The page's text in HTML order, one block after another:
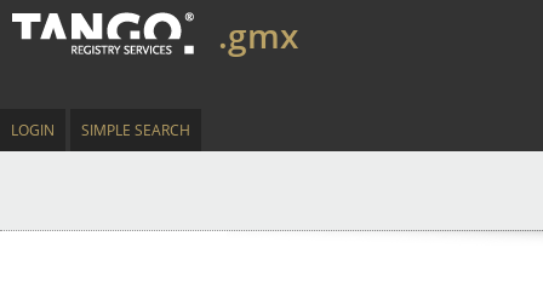
.gmx
LOGIN SIMPLE SEARCH